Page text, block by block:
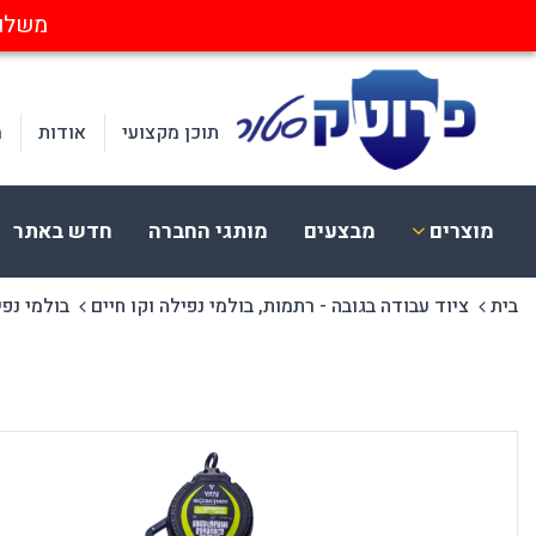
משלוחים
תוכן מקצועי אודות
מוצרים
ציוד בטיחות הלבשה
CERVA
מבצעים מותגי החברה חדש באתר
בית ציוד עבודה בגובה - רתמות, בולמי נפילה וקו חיים בולמי